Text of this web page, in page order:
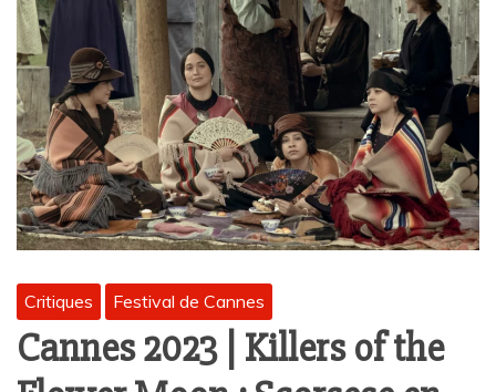
Critiques Festival de Cannes
Cannes 2023 | Killers of the